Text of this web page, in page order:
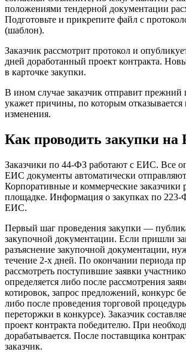
положениями тендерной документации
Подготовьте и прикрепите файл с
(шаблон).
Заказчик рассмотрит протокол и
дней доработанный проект контракта.
в карточке закупки.
В ином случае заказчик отправит прежний
укажет причины, по которым отказывается
изменения.
Как проводить закупки на
Заказчики по 44-ФЗ работают с ЕИС. Все
ЕИС документы автоматически
Корпоративные и коммерческие заказчики
площадке. Информация о закупках по 223-
ЕИС.
Первый шаг проведения закупки —
закупочной документации. Если пришли
разъяснение закупочной документации,
течение 2-х дней. По окончании периода
рассмотреть поступившие заявки
определяется либо после рассмотрения
котировок, запрос предложений, конкурс
либо после проведения торговой
переторжки в конкурсе). Заказчик
проект контракта победителю. При
дорабатывается. После поставщика
заказчик.